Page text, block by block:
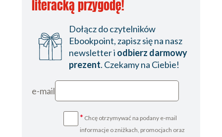
literacką przygodę!
Dołącz do czytelników
Ebookpoint, zapisz się na nasz
newsletter i odbierz darmowy
prezent. Czekamy na Ciebie!
e-mail
* Chcę otrzymywać na podany e-mail
informacje o zniżkach, promocjach oraz